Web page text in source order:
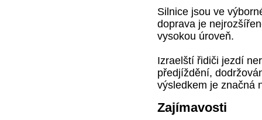
Silnice jsou ve
doprava je
vysokou úroveň.
Izraelští řidiči jezdí
předjíždění,
výsledkem je značná
Zajímavosti